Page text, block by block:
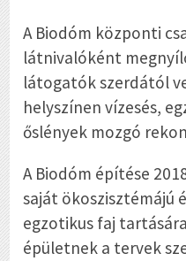
A Biodóm központi
látnivalóként
látogatók szerdától
helyszínen vízesés,
őslények mozgó
A Biodóm építése
saját ökoszisztémájú
egzotikus faj
épületnek a tervek